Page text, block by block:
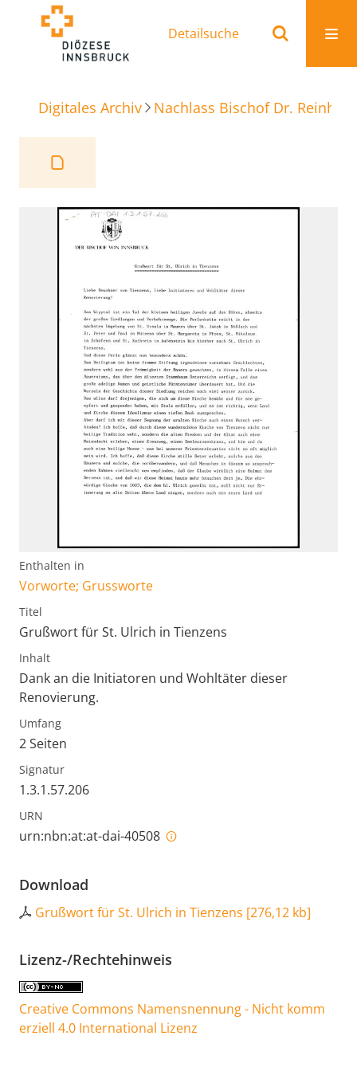
Detailsuche
Digitales Archiv Nachlass Bischof Dr.
Enthalten in
Vorworte; Grussworte
Titel
Grußwort für St. Ulrich in Tienzens
Inhalt
Dank an die Initiatoren und Wohltäter dieser
Renovierung.
Umfang
2 Seiten
Signatur
1.3.1.57.206
URN
urn:nbn:at:at-dai-40508
Download
Grußwort für St. Ulrich in Tienzens [276,12 kb]
Lizenz-/Rechtehinweis
Creative Commons Namensnennung - Nicht komm
erziell 4.0 International Lizenz